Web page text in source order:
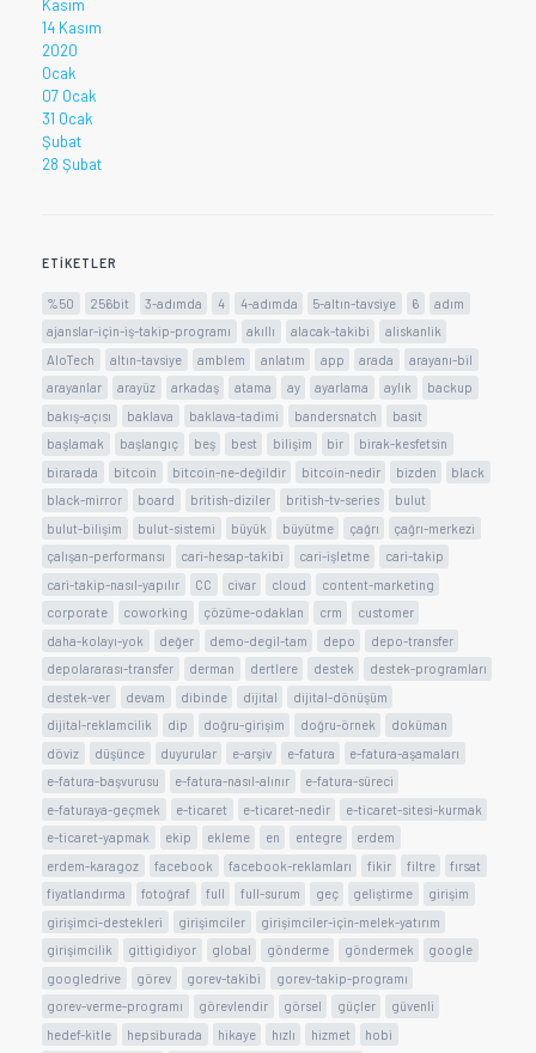
Kasım
14 Kasım
2020
Ocak
07 Ocak
31 Ocak
Şubat
28 Şubat
ETIKETLER
%50 256bit 3-adımda 4 4-adımda 5-altın-tavsiye 6
adım
ajanslar-için-iş-takip-programı
akıllı alacak-takibi
aliskanlik
AloTech
altın-tavsiye amblem anlatım app arada
arayanı-bil
arayanlar
arayüz arkadaş atama ay ayarlama aylık
backup
bakış-açısı
baklava baklava-tadimi bandersnatch
basit
başlamak
başlangıç beş best bilişim bir
birak-kesfetsin
birarada
bitcoin bitcoin-ne-değildir bitcoin-nedir bizden
black
black-mirror
board british-diziler british-tv-series
bulut
bulut-bilişim
bulut-sistemi büyük büyütme çağrı
çağrı-merkezi
çalışan-performansı
cari-hesap-takibi cari-işletme
cari-takip
cari-takip-nasıl-yapılır
CC civar cloud
content-marketing
corporate
coworking çözüme-odaklan crm
customer
daha-kolayı-yok
değer demo-degil-tam depo
depo-transfer
depolararası-transfer
derman dertlere destek
destek-programları
destek-ver
devam dibinde dijital
dijital-dönüşüm
dijital-reklamcilik
dip doğru-girişim doğru-örnek
doküman
döviz
düşünce duyurular e-arşiv e-fatura
e-fatura-aşamaları
e-fatura-başvurusu
e-fatura-nasıl-alınır
e-fatura-süreci
e-faturaya-geçmek
e-ticaret e-ticaret-nedir
e-ticaret-sitesi-kurmak
e-ticaret-yapmak
ekip ekleme en entegre
erdem
erdem-karagoz
facebook facebook-reklamları fikir filtre
fırsat
fiyatlandırma
fotoğraf full full-surum geç geliştirme
girişim
girişimci-destekleri
girişimciler
girişimciler-için-melek-yatırım
girişimcilik
gittigidiyor global gönderme göndermek
google
googledrive
görev gorev-takibi
gorev-takip-programı
gorev-verme-programı
görevlendir görsel güçler
güvenli
hedef-kitle
hepsiburada hikaye hızlı hizmet
hobi